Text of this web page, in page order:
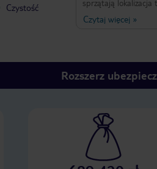
Czystość
sprzątają lokalizacja
porządku bar drink
uśmiechnięta
itp mega fajne
Czytaj więcej »
Rozszerz